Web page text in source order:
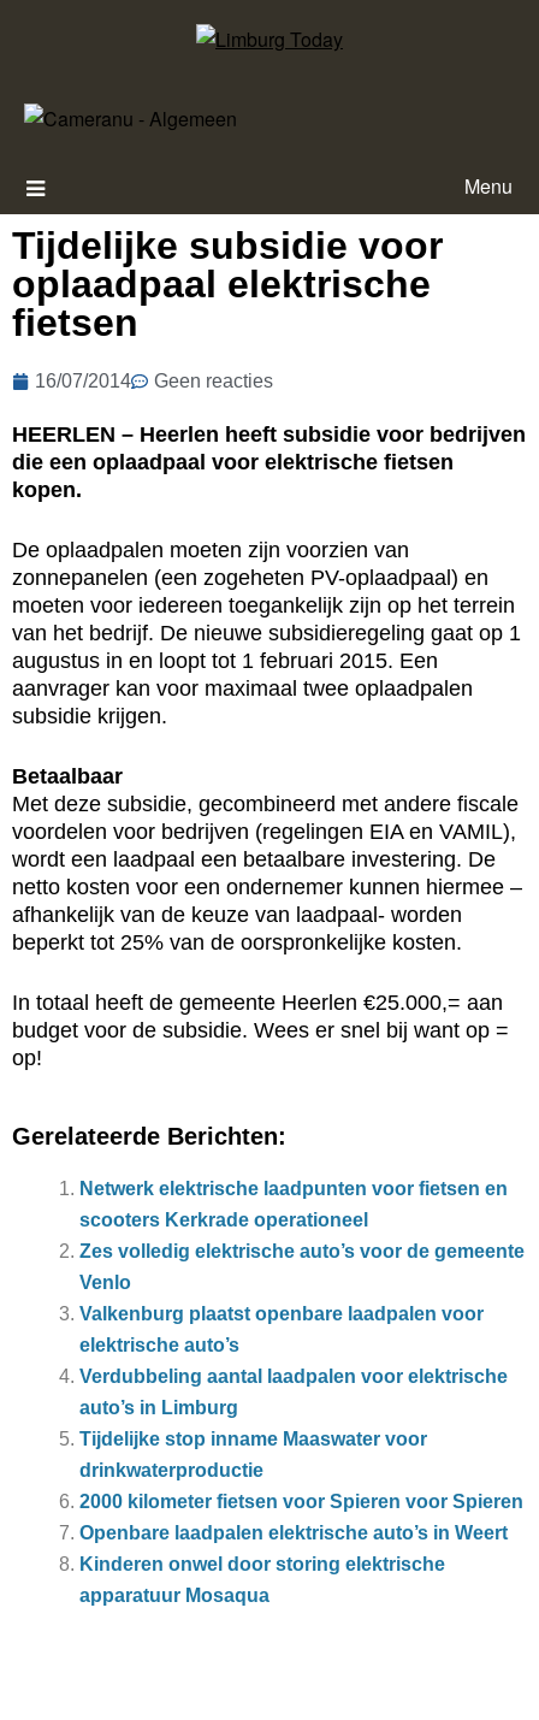
Menu
Tijdelijke subsidie voor
oplaadpaal elektrische
fietsen
16/07/2014 Geen reacties
HEERLEN – Heerlen heeft subsidie voor bedrijven
die een oplaadpaal voor elektrische fietsen
kopen.
De oplaadpalen moeten zijn voorzien van
zonnepanelen (een zogeheten PV-oplaadpaal) en
moeten voor iedereen toegankelijk zijn op het terrein
van het bedrijf. De nieuwe subsidieregeling gaat op 1
augustus in en loopt tot 1 februari 2015. Een
aanvrager kan voor maximaal twee oplaadpalen
subsidie krijgen.
Betaalbaar
Met deze subsidie, gecombineerd met andere fiscale
voordelen voor bedrijven (regelingen EIA en VAMIL),
wordt een laadpaal een betaalbare investering. De
netto kosten voor een ondernemer kunnen hiermee –
afhankelijk van de keuze van laadpaal- worden
beperkt tot 25% van de oorspronkelijke kosten.
In totaal heeft de gemeente Heerlen €25.000,= aan
budget voor de subsidie. Wees er snel bij want op =
op!
Gerelateerde Berichten:
Netwerk elektrische laadpunten voor fietsen en
scooters Kerkrade operationeel
Zes volledig elektrische auto’s voor de gemeente
Venlo
Valkenburg plaatst openbare laadpalen voor
elektrische auto’s
Verdubbeling aantal laadpalen voor elektrische
auto’s in Limburg
Tijdelijke stop inname Maaswater voor
drinkwaterproductie
2000 kilometer fietsen voor Spieren voor Spieren
Openbare laadpalen elektrische auto’s in Weert
Kinderen onwel door storing elektrische
apparatuur Mosaqua